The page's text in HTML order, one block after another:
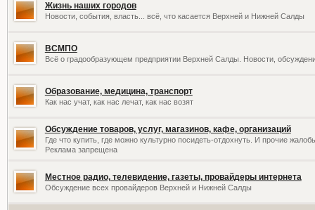
Жизнь наших городов
Новости, события, власть... всё, что касается Верхней и Нижней Салды
ВСМПО
Всё о градообразующем предприятии Верхней Салды. Новости,
Образование, медицина, транспорт
Как нас учат, как нас лечат, как нас возят
Обсуждение товаров, услуг, магазинов, кафе, организаций
Где что купить, где можно культурно посидеть-отдохнуть. И прочие
Реклама запрещена
Местное радио, телевидение, газеты, провайдеры интернета
Обсуждение всех провайдеров Верхней и Нижней Салды